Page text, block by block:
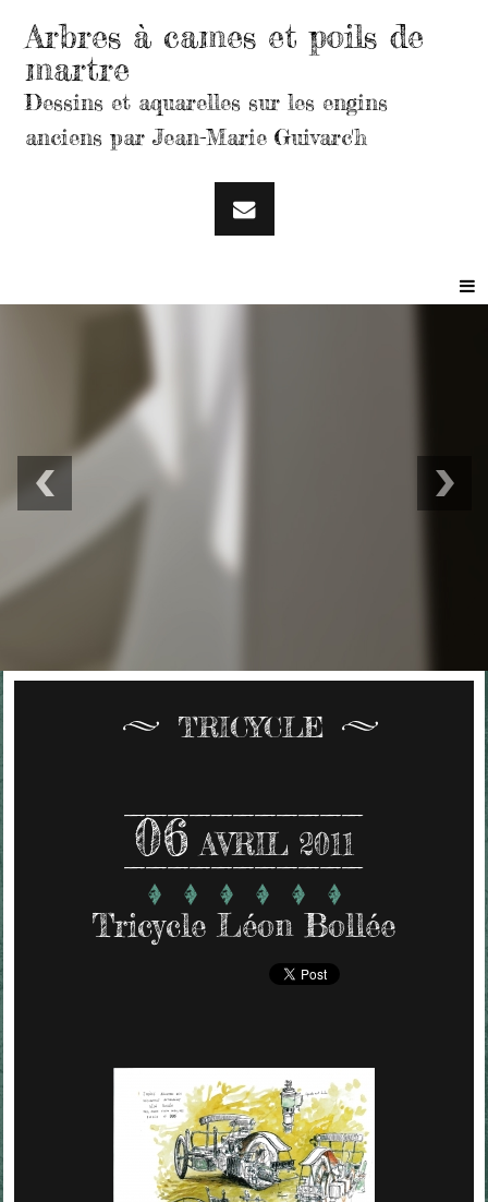
Arbres à cames et poils de
martre
Dessins et aquarelles sur les engins
anciens par Jean-Marie Guivarc'h
TRICYCLE
06 AVRIL 2011
Tricycle Léon Bollée